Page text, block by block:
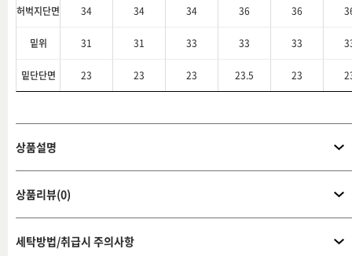
허벅지단면 34 34 34 36 36
밑위 31 31 33 33 33
밑단단면 23 23 23 23.5 23
상품설명
상품리뷰(0)
세탁방법/취급시 주의사항